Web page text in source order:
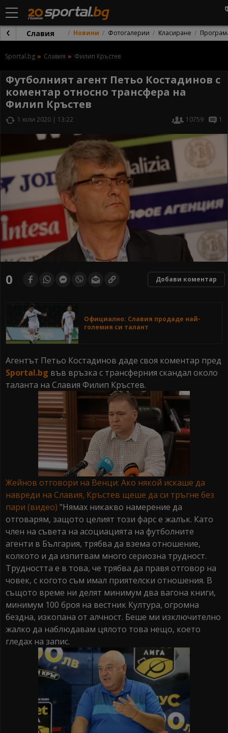
Славия Новини Фотогалерии Класиране
Sportal.bg Славия Филип Кръстев
Футболният агент Петьо Костадинов с
коментар относно трансфера на
Филип Кръстев
1 юли 2020 | 13:22 10759 1
0 Добави коментар
Официално: Славия продаде най-
големия си талант
Агентът Петьо Костадинов даде своя коментар пред
Sportal.bg във връзка с трансферния скандал около
таланта на Славия Филип Кръстев.
Жейнов отговори на Венци: Ако някой искаше да
навреди на Славия, Кръстев щеше да си тръгне без
пари (видео) "Нямах никакво намерение да
отговарям, защото целият този фарс е жалък. Като
член на съвета на асоциацията на футболните
агенти в България, трябва да взема отношение,
колкотo и да изпитвам много сериозна трудност.
Трудността е в това, че трябва да правя отговор на
човек, с когото съм имал приятелски отношения. В
същото време ни делят минимум два вагона книги,
минимум 100 броя на вестник Култура, огромна
бездна, изкопана от алчност. Беше ми изключително
жалко да наблюдавам цялото това нещо, което
гледах на запис.